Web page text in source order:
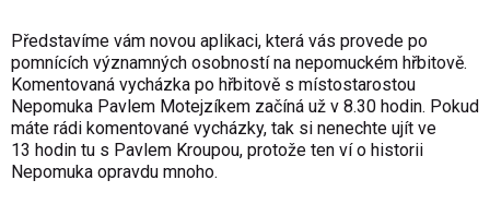
Představíme vám novou aplikaci, která vás provede po
pomnících významných osobností na nepomuckém hřbitově.
Komentovaná vycházka po hřbitově s místostarostou
Nepomuka Pavlem Motejzíkem začíná už v 8.30 hodin. Pokud
máte rádi komentované vycházky, tak si nenechte ujít ve
13 hodin tu s Pavlem Kroupou, protože ten ví o historii
Nepomuka opravdu mnoho.